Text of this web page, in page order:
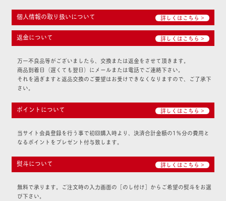
個人情報の取り扱いについて 詳しくはこちら >
返金について 詳しくはこちら >
万一不良品等がございましたら、交換または返金をさせて頂きます。
商品到着日（遅くても翌日）にメールまたは電話でご連絡下さい。
それを過ぎますと返品交換のご要望はお受けできなくなりますので、ご了承下
さい。
ポイントについて 詳しくはこちら >
当サイト会員登録を行う事で初回購入時より、決済合計金額の1％分の費用と
なるポイントをプレゼント付与致します。
熨斗について 詳しくはこちら >
無料で承ります。ご注文時の入力画面の［のし付け］からご希望の熨斗をお選
び下さい。